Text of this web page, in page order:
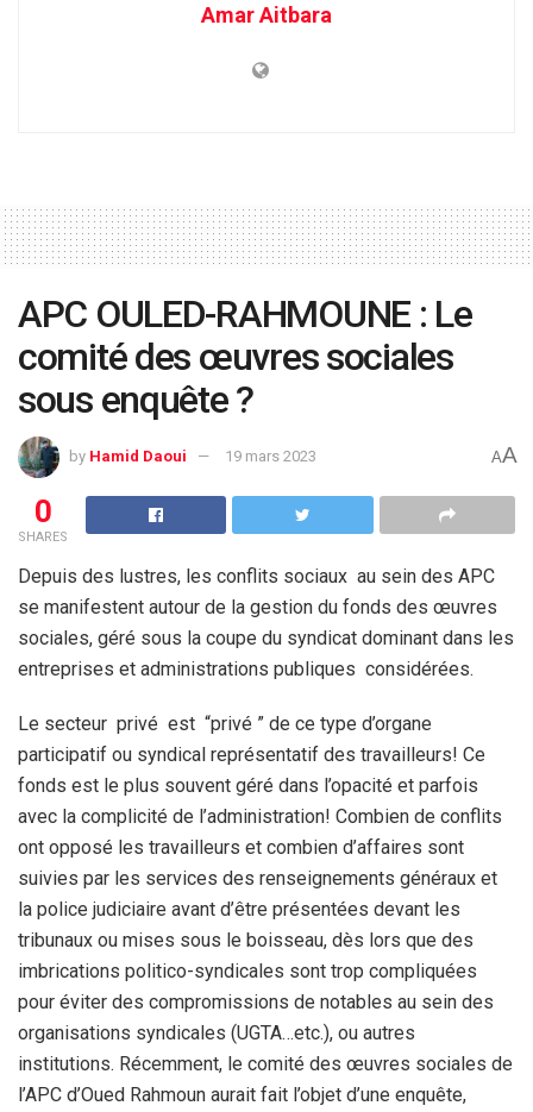
Amar Aitbara
APC OULED-RAHMOUNE : Le
comité des œuvres sociales
sous enquête ?
by Hamid Daoui 19 mars 2023 AA
0
SHARES
Depuis des lustres, les conflits sociaux au sein des APC
se manifestent autour de la gestion du fonds des œuvres
sociales, géré sous la coupe du syndicat dominant dans les
entreprises et administrations publiques considérées.
Le secteur privé est “privé ” de ce type d’organe
participatif ou syndical représentatif des travailleurs! Ce
fonds est le plus souvent géré dans l’opacité et parfois
avec la complicité de l’administration! Combien de conflits
ont opposé les travailleurs et combien d’affaires sont
suivies par les services des renseignements généraux et
la police judiciaire avant d’être présentées devant les
tribunaux ou mises sous le boisseau, dès lors que des
imbrications politico-syndicales sont trop compliquées
pour éviter des compromissions de notables au sein des
organisations syndicales (UGTA…etc.), ou autres
institutions. Récemment, le comité des œuvres sociales de
l’APC d’Oued Rahmoun aurait fait l’objet d’une enquête,